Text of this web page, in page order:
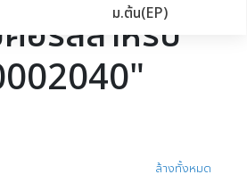
ท์ ม.ต้น(EP)
อร์สสำหรับ
ล้างทั้งหมด